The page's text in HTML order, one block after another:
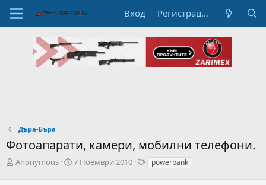
Вход Регистрация
Дъра-Бъра
Фотоапарати, камери, мобилни телефони.
А
Anonymous
Н
7 Ноември 2010
Tpowerbank